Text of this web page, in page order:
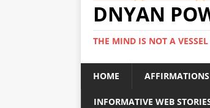
DNYAN
THE MIND IS NOT A
HOME AFFIRMATIONS
INFORMATIVE WEB